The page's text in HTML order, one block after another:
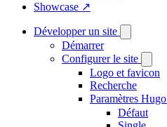
Showcase ↗
Développer un site
Démarrer
Configurer le site
Logo et favicon
Recherche
Paramètres Hugo
Défaut